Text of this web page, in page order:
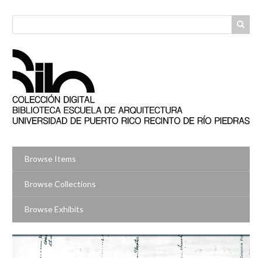
Browse Items
Browse Collections
Browse Exhibits